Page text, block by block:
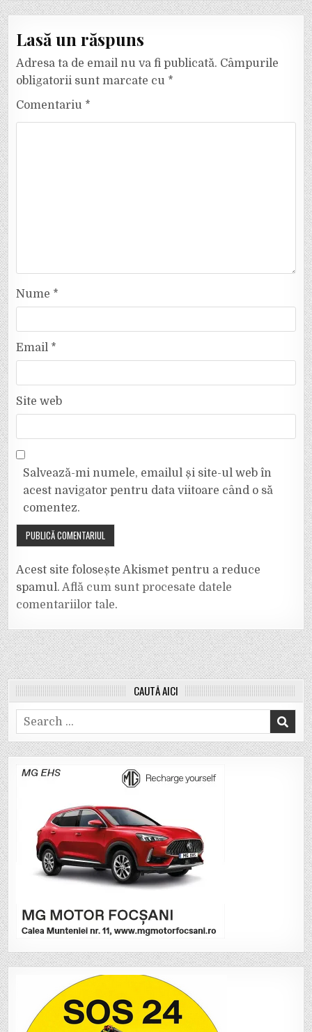
Lasă un răspuns
Adresa ta de email nu va fi publicată. Câmpurile
obligatorii sunt marcate cu *
Comentariu *
Nume *
Email *
Site web
Salvează-mi numele, emailul și site-ul web în
acest navigator pentru data viitoare când o să
comentez.
Acest site folosește Akismet pentru a reduce
spamul.Află cum sunt procesate datele
comentariilor tale.
CAUTĂ AICI
Search
for: